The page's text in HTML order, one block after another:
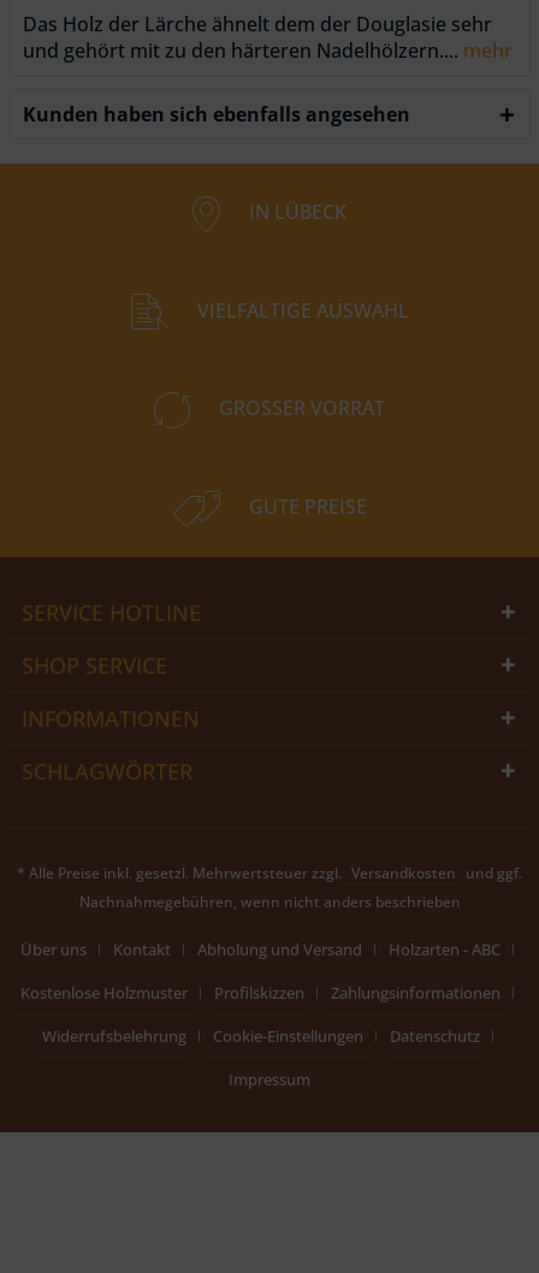
Das Holz der Lärche ähnelt dem der Douglasie sehr
und gehört mit zu den härteren Nadelhölzern.... mehr
Kunden haben sich ebenfalls angesehen
IN LÜBECK
VIELFÄLTIGE AUSWAHL
GROSSER VORRAT
GUTE PREISE
SERVICE HOTLINE
SHOP SERVICE
INFORMATIONEN
SCHLAGWÖRTER
* Alle Preise inkl. gesetzl. Mehrwertsteuer zzgl. Versandkosten und ggf.
Nachnahmegebühren, wenn nicht anders beschrieben
Über uns Kontakt Abholung und Versand
Holzarten - ABC
Kostenlose Holzmuster
Profilskizzen
Zahlungsinformationen
Widerrufsbelehrung
Cookie-Einstellungen
Datenschutz
Impressum